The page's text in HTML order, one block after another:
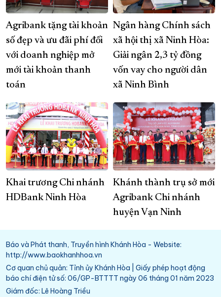
Agribank tặng tài khoản
số đẹp và ưu đãi phí đối
với doanh nghiệp mở
mới tài khoản thanh
toán
Ngân hàng Chính sách
xã hội thị xã Ninh Hòa:
Giải ngân 2,3 tỷ đồng
vốn vay cho người dân
xã Ninh Bình
Khai trương Chi nhánh
HDBank Ninh Hòa
Khánh thành trụ sở mới
Agribank Chi nhánh
huyện Vạn Ninh
Báo và Phát thanh, Truyền hình Khánh Hòa - Website:
http://www.baokhanhhoa.vn
Cơ quan chủ quản: Tỉnh ủy Khánh Hòa | Giấy phép hoạt động
báo chí điện tử số: 06/GP-BTTTT ngày 06 tháng 01 năm 2023
Giám đốc: Lê Hoàng Triều